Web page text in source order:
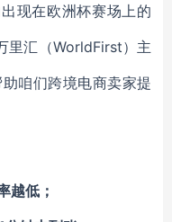
现在欧洲杯赛场上的
里汇（WorldFirst）主
咱们跨境电商卖家提
越低；